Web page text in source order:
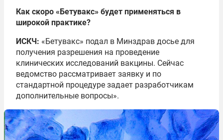
Как скоро «Бетувакс» будет применяться в
широкой практике?
ИСКЧ: «Бетувакс» подал в Минздрав досье для
получения разрешения на проведение
клинических исследований вакцины. Сейчас
ведомство рассматривает заявку и по
стандартной процедуре задает разработчикам
дополнительные вопросы».